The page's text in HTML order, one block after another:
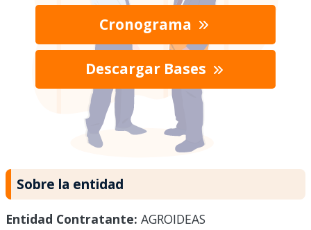
Cronograma
Descargar Bases
Sobre la entidad
Entidad Contratante: AGROIDEAS